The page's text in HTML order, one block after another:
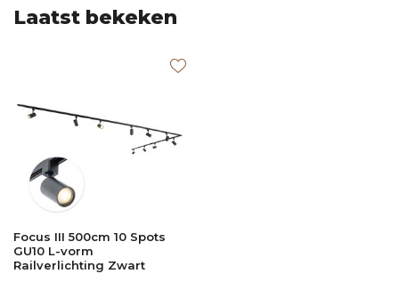
Laatst bekeken
Focus III 500cm 10 Spots
GU10 L-vorm
Railverlichting Zwart